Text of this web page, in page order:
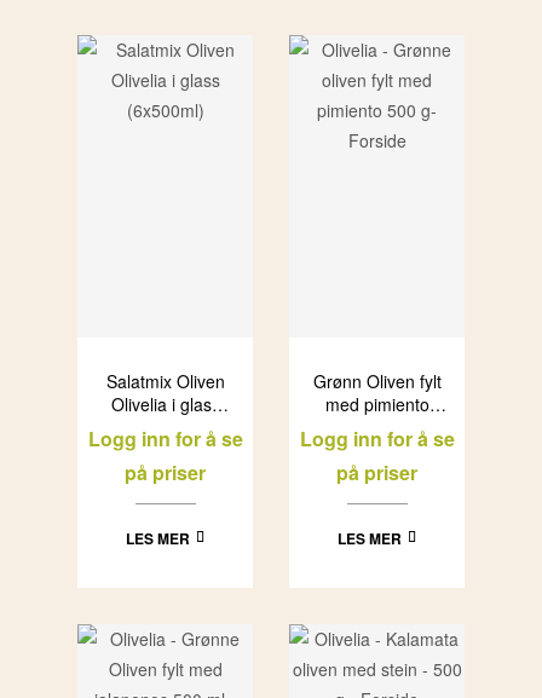
Salatmix Oliven
Olivelia i glass
(6x500ml)
Logg inn for å se
på priser
LES MER
Grønn Oliven fylt
med pimiento
Olivelia i glass
(6x500ml)
Logg inn for å se
på priser
LES MER